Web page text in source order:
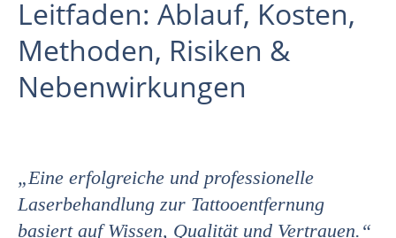
Leitfaden: Ablauf, Kosten,
Methoden, Risiken &
Nebenwirkungen
„Eine erfolgreiche und professionelle
Laserbehandlung zur Tattooentfernung
basiert auf Wissen, Qualität und Vertrauen.“